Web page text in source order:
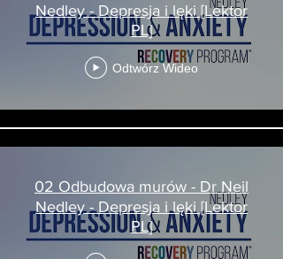
Nedley - Depresja i lęki [Lektor
PL]
Odtwórz Wideo
02 Odbudowa murów - Dr Neil
Nedley - Depresja i lęki [Lektor
PL]